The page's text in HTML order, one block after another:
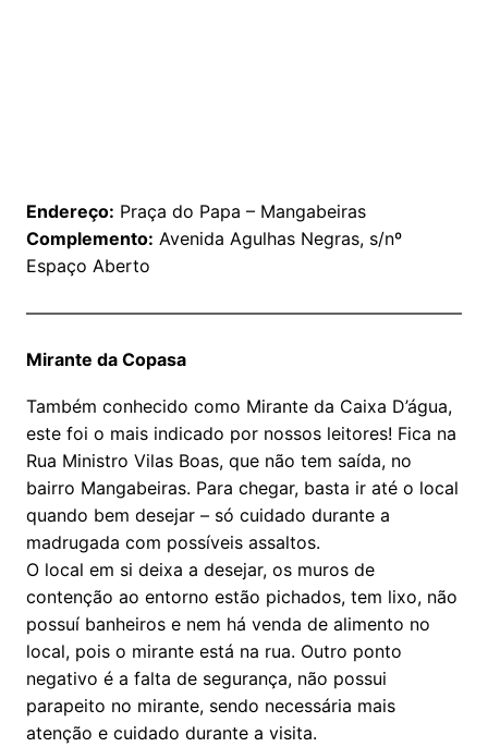
Endereço: Praça do Papa – Mangabeiras
Complemento: Avenida Agulhas Negras, s/nº
Espaço Aberto
Mirante da Copasa
Também conhecido como Mirante da Caixa D’água,
este foi o mais indicado por nossos leitores! Fica na
Rua Ministro Vilas Boas, que não tem saída, no
bairro Mangabeiras. Para chegar, basta ir até o local
quando bem desejar – só cuidado durante a
madrugada com possíveis assaltos.
O local em si deixa a desejar, os muros de
contenção ao entorno estão pichados, tem lixo, não
possuí banheiros e nem há venda de alimento no
local, pois o mirante está na rua. Outro ponto
negativo é a falta de segurança, não possui
parapeito no mirante, sendo necessária mais
atenção e cuidado durante a visita.